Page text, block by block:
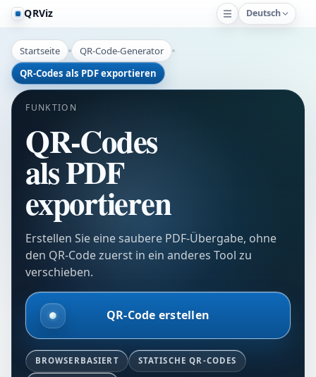
QRViz Deutsch
Startseite
QR-Code-Generator
QR-Codes als PDF exportieren
FUNKTION
QR-Codes
als PDF
exportieren
Erstellen Sie eine saubere PDF-Übergabe, ohne
den QR-Code zuerst in ein anderes Tool zu
verschieben.
QR-Code erstellen
BROWSERBASIERT STATISCHE QR-CODES